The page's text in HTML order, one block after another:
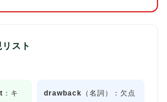
スト
：キ drawback （名詞）：欠点